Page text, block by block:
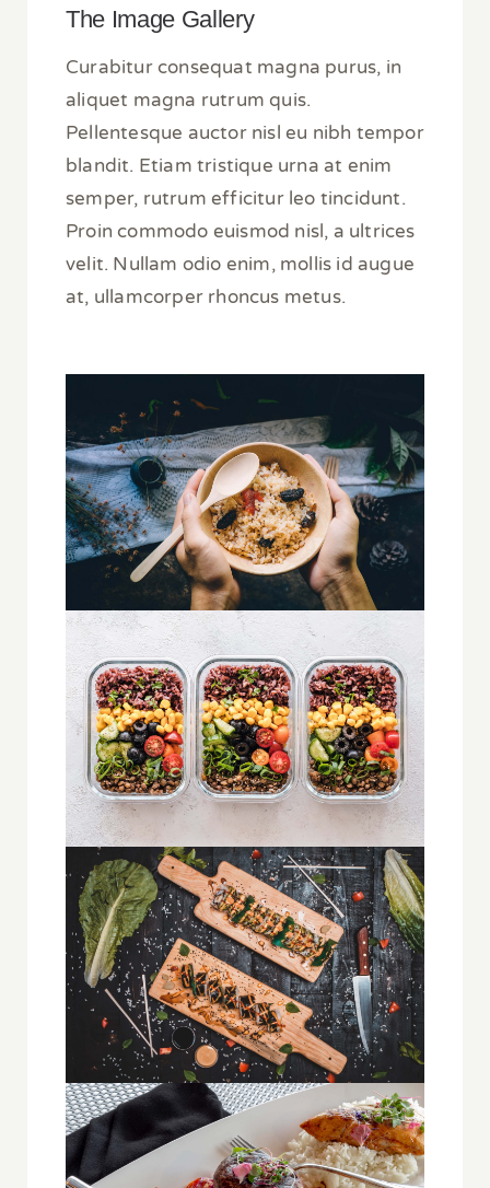
The Image Gallery
Curabitur consequat magna purus, in
aliquet magna rutrum quis.
Pellentesque auctor nisl eu nibh tempor
blandit. Etiam tristique urna at enim
semper, rutrum efficitur leo tincidunt.
Proin commodo euismod nisl, a ultrices
velit. Nullam odio enim, mollis id augue
at, ullamcorper rhoncus metus.